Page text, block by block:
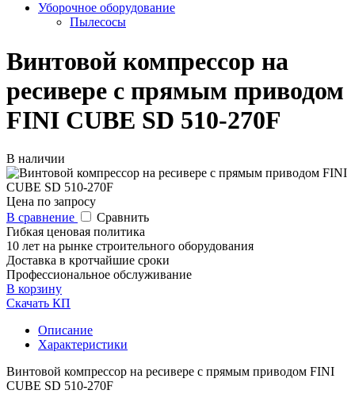
Уборочное оборудование
Пылесосы
Винтовой компрессор на
ресивере с прямым приводом
FINI CUBE SD 510-270F
В наличии
Цена по запросу
В сравнение
Сравнить
Гибкая ценовая политика
10 лет на рынке строительного оборудования
Доставка в кротчайшие сроки
Профессиональное обслуживание
В корзину
Скачать КП
Описание
Характеристики
Винтовой компрессор на ресивере с прямым приводом FINI
CUBE SD 510-270F